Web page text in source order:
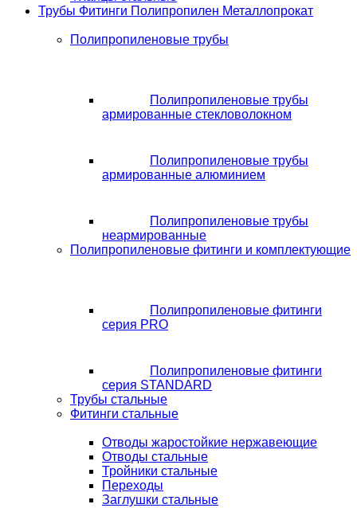
Трубы Фитинги Полипропилен Металлопрокат
Полипропиленовые трубы
Полипропиленовые трубы
армированные стекловолокном
Полипропиленовые трубы
армированные алюминием
Полипропиленовые трубы
неармированные
Полипропиленовые фитинги и комплектующие
Полипропиленовые фитинги
серия PRO
Полипропиленовые фитинги
серия STANDARD
Трубы стальные
Фитинги стальные
Отводы жаростойкие нержавеющие
Отводы стальные
Тройники стальные
Переходы
Заглушки стальные